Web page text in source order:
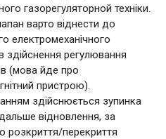
газорегуляторной техніки.
варто віднести до
електромеханічного
здійснення регулювання
(мова йде про
пристрою).
здійснюється зупинка
відновлення, за
розкриття/перекриття